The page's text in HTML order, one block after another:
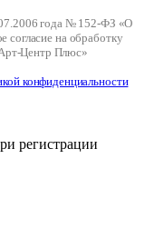
года № 152-ФЗ «О
согласие на обработку
Центр Плюс»
конфиденциальности
регистрации